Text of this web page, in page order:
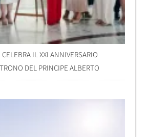
IL XXI ANNIVERSARIO
DEL PRINCIPE ALBERTO